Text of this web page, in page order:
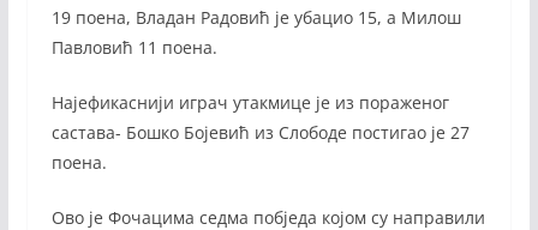
19 поена, Владан Радовић је убацио 15, а Милош
Павловић 11 поена.
Најефикаснији играч утакмице је из пораженог
састава- Бошко Бојевић из Слободе постигао је 27
поена.
Ово је Фочацима седма побједа којом су направили